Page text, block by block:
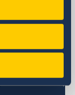
en
frågor